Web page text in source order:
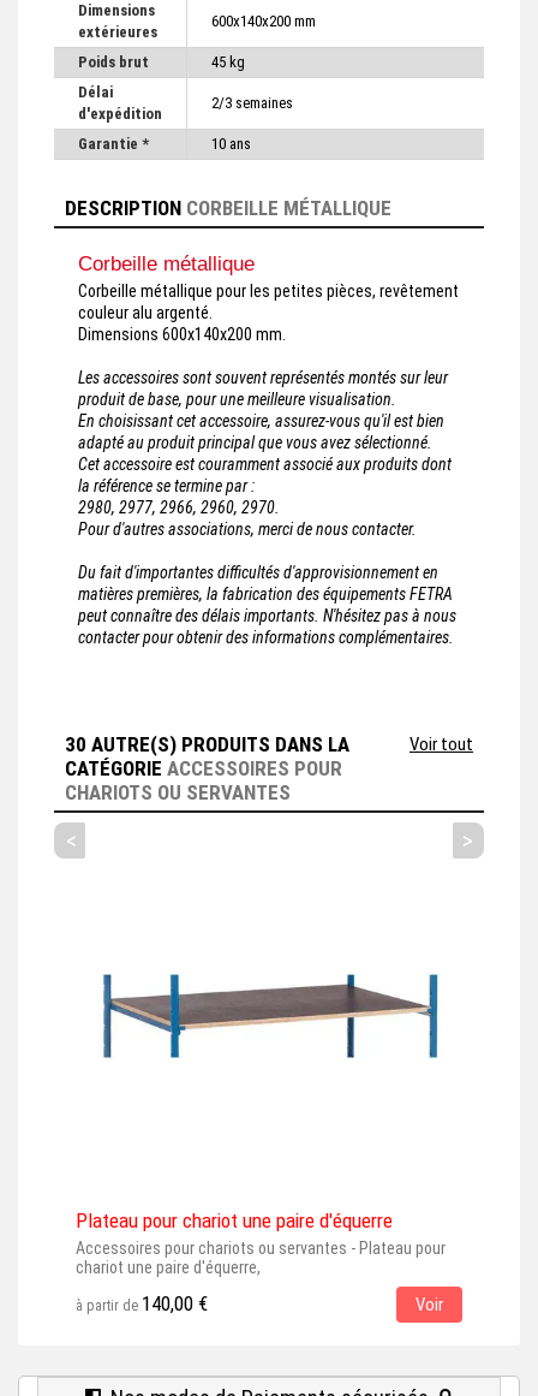
Dimensions
extérieures
600x140x200 mm
Poids brut
45 kg
Délai
d'expédition
2/3 semaines
Garantie * 10 ans
DESCRIPTION CORBEILLE MÉTALLIQUE
Corbeille métallique
Corbeille métallique pour les petites pièces, revêtement
couleur alu argenté.
Dimensions 600x140x200 mm.
Les accessoires sont souvent représentés montés sur leur
produit de base, pour une meilleure visualisation.
En choisissant cet accessoire, assurez-vous qu'il est bien
adapté au produit principal que vous avez sélectionné.
Cet accessoire est couramment associé aux produits dont
la référence se termine par :
2980, 2977, 2966, 2960, 2970.
Pour d'autres associations, merci de nous contacter.
Du fait d'importantes difficultés d'approvisionnement en
matières premières, la fabrication des équipements FETRA
peut connaître des délais importants. N'hésitez pas à nous
contacter pour obtenir des informations complémentaires.
30 AUTRE(S) PRODUITS DANS LA
CATÉGORIE ACCESSOIRES POUR
CHARIOTS OU SERVANTES
Voir tout
< >
Plateau pour chariot une paire d'équerre
Accessoires pour chariots ou servantes - Plateau pour
chariot une paire d'équerre,
à partir de 140,00 € Voir